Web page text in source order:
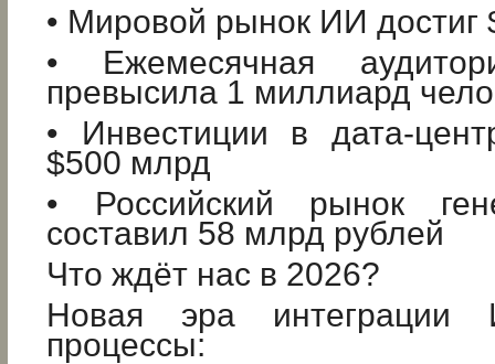
• Мировой рынок ИИ достиг
• Ежемесячная
превысила 1 миллиард
• Инвестиции в дата-
$500 млрд
• Российский рынок
составил 58 млрд рублей
Что ждёт нас в 2026?
Новая эра
процессы: